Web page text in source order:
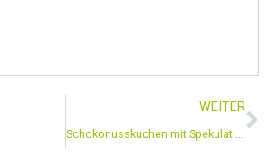
WEITER
Schokonusskuchen mit Spekulatiusgewürz